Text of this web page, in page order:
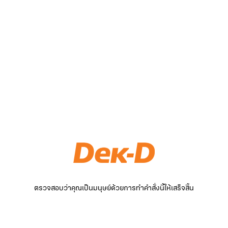
ตรวจสอบว่าคุณเป็นมนุษย์ด้วยการทำคำสั่งนี้ให้เสร็จสิ้น